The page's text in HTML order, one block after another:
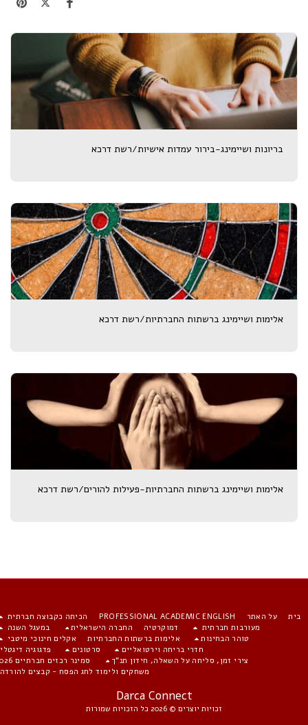
בריונות ושיימינג-בירור עמדות אישיות/רשת דרכא
אלימות ושיימינג ברשתות החברתיות/רשת דרכא
אלימות ושיימינג ברשתות החברתיות-פעילות להורים/רשת דרכא
Darca Connect
זכויות יוצרים © 2026 כל הזכויות שמורות
על האתר PROFESSIONAL ACADEMIC ENGLISH
הכיתה כקבוצה חברתית
מעורבות חברתית
דמוקרטיה החברה הישראלית
במעגל השנה
טוהר הבחינות
אלימות ברשתות החברתיות
אקלים חינוכי מיטבי
חדרי בריחה וירטואליים
סרטונים
פדגוגיה דיגטלית
צירי זמן, סליחה על השאלה, חידון תנ"ך
סמינר רכזים חברתיים 2026
משחקים ולימוד לחג הפסח - קבצים להורדה